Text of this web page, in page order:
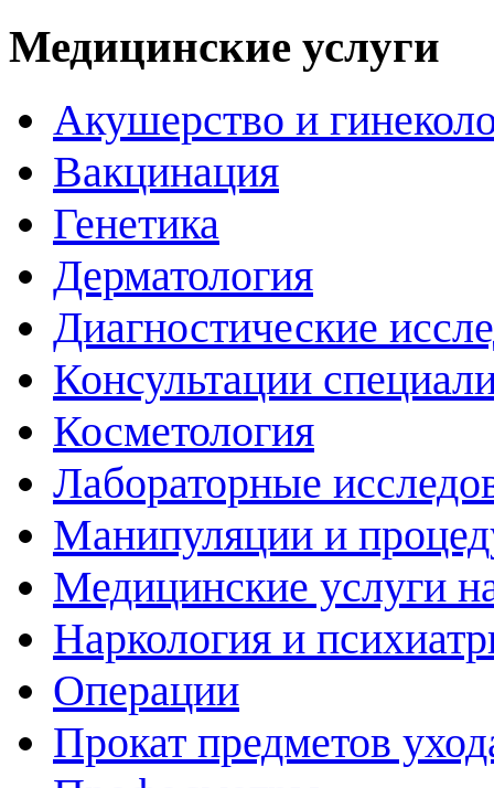
Медицинские услуги
Акушерство и
Вакцинация
Генетика
Дерматология
Диагностические
Консультации
Косметология
Лабораторные
Манипуляции и
Медицинские услуги
Наркология и
Операции
Прокат предметов